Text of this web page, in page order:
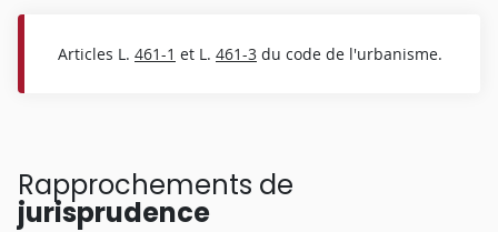
Articles L. 461-1 et L. 461-3 du code de l'urbanisme.
Rapprochements de
jurisprudence